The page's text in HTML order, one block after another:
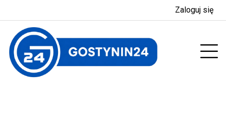
Zaloguj się